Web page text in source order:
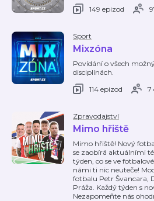
149 epizod
Sport
Mixzóna
Povídání o všech
disciplínách.
114 epizod
7
Zpravodajství
Mimo hřiště
Mimo hřiště! Nový
se zaobírá aktuálními
týden, co se ve
námi ti nic neuteče!
fotbalu Petr Švancara,
Práža. Každý týden s
Nezapomeňte nás